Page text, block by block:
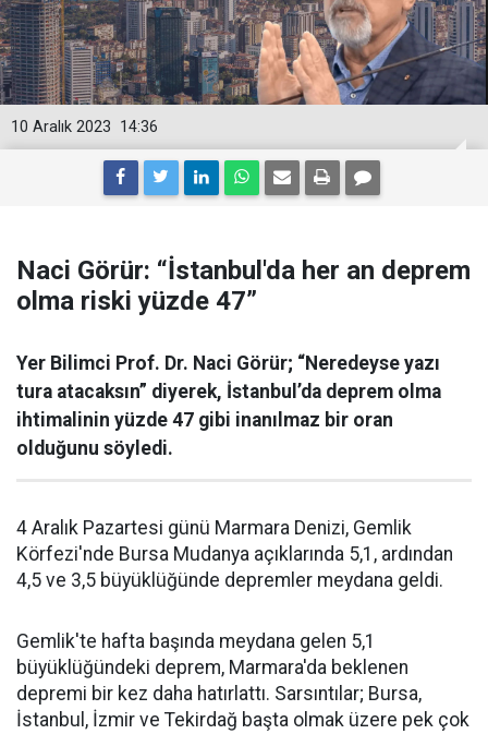
14:36
10 Aralık 2023
Naci Görür: “İstanbul'da her an deprem
olma riski yüzde 47”
Yer Bilimci Prof. Dr. Naci Görür; “Neredeyse yazı
tura atacaksın” diyerek, İstanbul’da deprem olma
ihtimalinin yüzde 47 gibi inanılmaz bir oran
olduğunu söyledi.
4 Aralık Pazartesi günü Marmara Denizi, Gemlik
Körfezi'nde Bursa Mudanya açıklarında 5,1, ardından
4,5 ve 3,5 büyüklüğünde depremler meydana geldi.
Gemlik'te hafta başında meydana gelen 5,1
büyüklüğündeki deprem, Marmara'da beklenen
depremi bir kez daha hatırlattı. Sarsıntılar; Bursa,
İstanbul, İzmir ve Tekirdağ başta olmak üzere pek çok